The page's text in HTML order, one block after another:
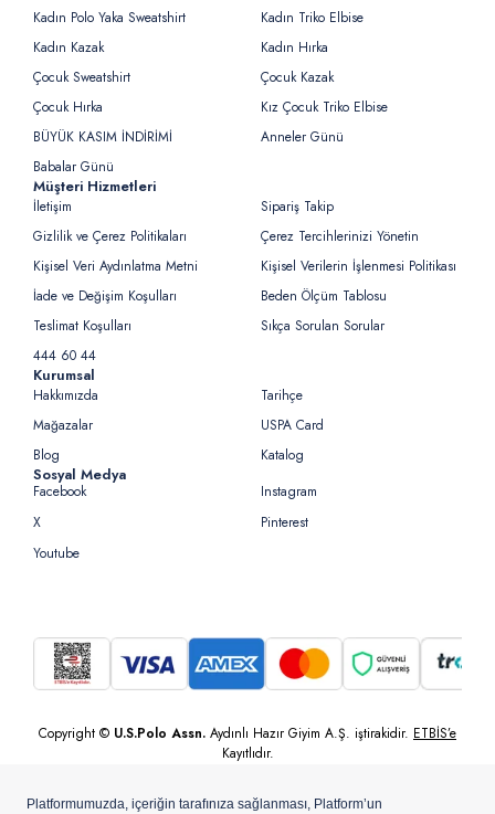
Kadın Polo Yaka Sweatshirt
Kadın Triko Elbise
Kadın Kazak
Kadın Hırka
Çocuk Sweatshirt
Çocuk Kazak
Çocuk Hırka
Kız Çocuk Triko Elbise
BÜYÜK KASIM İNDİRİMİ
Anneler Günü
Babalar Günü
Müşteri Hizmetleri
İletişim
Sipariş Takip
Gizlilik ve Çerez Politikaları
Çerez Tercihlerinizi Yönetin
Kişisel Veri Aydınlatma Metni
Kişisel Verilerin İşlenmesi Politikası
İade ve Değişim Koşulları
Beden Ölçüm Tablosu
Teslimat Koşulları
Sıkça Sorulan Sorular
444 60 44
Kurumsal
Hakkımızda
Tarihçe
Mağazalar
USPA Card
Blog
Katalog
Sosyal Medya
Facebook
Instagram
X
Pinterest
Youtube
Copyright © U.S.Polo Assn. Aydınlı Hazır Giyim A.Ş. iştirakidir. ETBİS’e
Kayıtlıdır.